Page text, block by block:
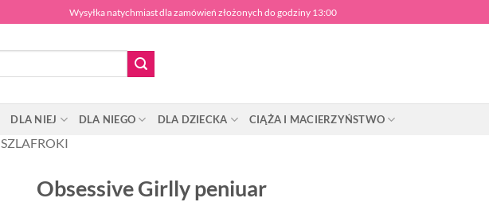
Wysyłka natychmiast dla zamówień złożonych do godziny 13:00
DLA NIEJ DLA NIEGO DLA DZIECKA CIĄŻA I MACIERZYŃSTWO
SZLAFROKI
Obsessive Girlly peniuar